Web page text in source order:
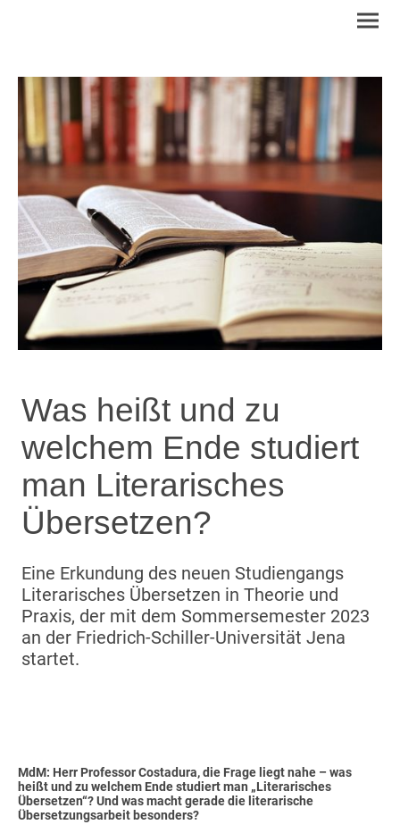
Was heißt und zu
welchem Ende studiert
man Literarisches
Übersetzen?
Eine Erkundung des neuen Studiengangs
Literarisches Übersetzen in Theorie und
Praxis, der mit dem Sommersemester 2023
an der Friedrich-Schiller-Universität Jena
startet.
MdM: Herr Professor Costadura, die Frage liegt nahe – was
heißt und zu welchem Ende studiert man „Literarisches
Übersetzen“? Und was macht gerade die literarische
Übersetzungsarbeit besonders?